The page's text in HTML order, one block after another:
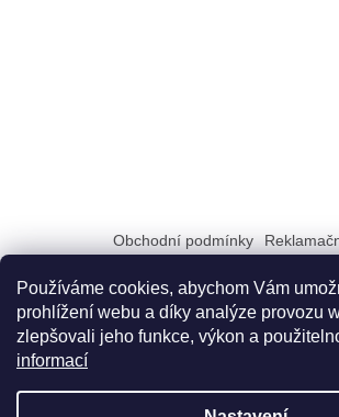
Používáme cookies, abychom Vám
prohlížení webu a díky analýze provozu
zlepšovali jeho funkce, výkon a
informací
Obchodní podmínky
Doprava a možnosti platby